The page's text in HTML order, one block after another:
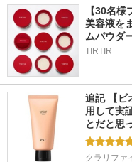
【30名
美容液を
ムパウダ
TIRTIR
追記 【ビ
用して実
とだと思
クラリファ